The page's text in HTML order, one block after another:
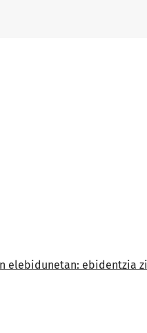
elebidunetan: ebidentzia